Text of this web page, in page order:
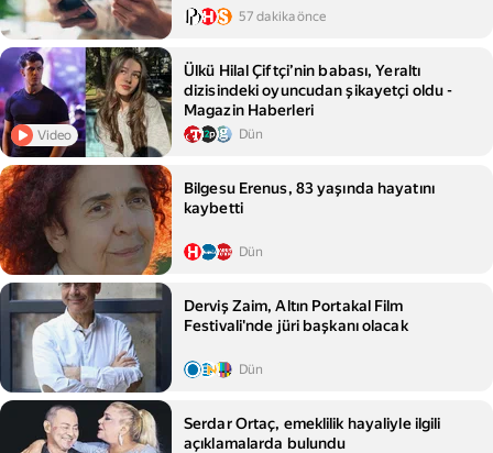
57 dakika önce
Video
Ülkü Hilal Çiftçi’nin babası, Yeraltı
dizisindeki oyuncudan şikayetçi oldu -
Magazin Haberleri
Dün
Bilgesu Erenus, 83 yaşında hayatını
kaybetti
Dün
Derviş Zaim, Altın Portakal Film
Festivali'nde jüri başkanı olacak
Dün
Serdar Ortaç, emeklilik hayaliyle ilgili
açıklamalarda bulundu